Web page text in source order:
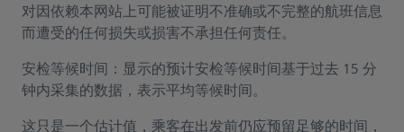
对因依赖本网站上可能被证明不准确或不完整的航班信息
而遭受的任何损失或损害不承担任何责任。
安检等候时间：显示的预计安检等候时间基于过去 15 分
钟内采集的数据，表示平均等候时间。
这只是一个估计值，乘客在出发前仍应预留足够的时间，